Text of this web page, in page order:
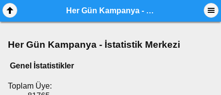
Her Gün Kampanya - İstatistik Merkezi
Her Gün Kampanya - İstatistik Merkezi
Genel İstatistikler
Toplam Üye: